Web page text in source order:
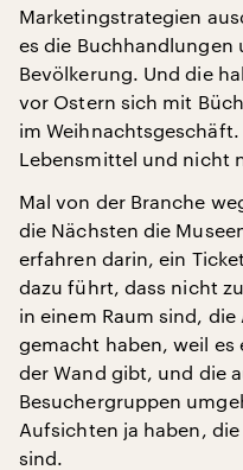
Marketingstrategien
es die Buchhandlungen
Bevölkerung. Und die
vor Ostern sich mit
im
Lebensmittel und nicht
Mal von der Branche
die Nächsten die
erfahren darin, ein
dazu führt, dass nicht
in einem Raum sind,
gemacht haben, weil
der Wand gibt, und die
Besuchergruppen
Aufsichten ja haben,
sind.